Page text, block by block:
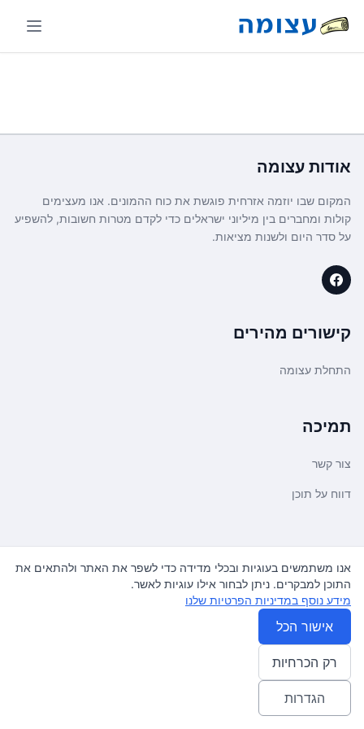
אודות עצומה
המקום שבו יוזמה אזרחית פוגשת את כוח ההמונים. אנו מעצימים
קולות ומחברים בין מיליוני ישראלים כדי לקדם מטרות חשובות, להשפיע
על סדר היום ולשנות מציאות.
קישורים מהירים
התחלת עצומה
תמיכה
צור קשר
דווח על תוכן
משפטי ועדכונים
מדיניות פרטיות
תנאי שימוש
© 2026 עצומה. כל הזכויות שמורות.
אנו משתמשים בעוגיות ובכלי מדידה כדי לשפר את האתר ולהתאים את
התוכן למבקרים. ניתן לבחור אילו עוגיות לאשר.
מידע נוסף במדיניות הפרטיות שלנו
אישור הכל
רק הכרחיות
הגדרות